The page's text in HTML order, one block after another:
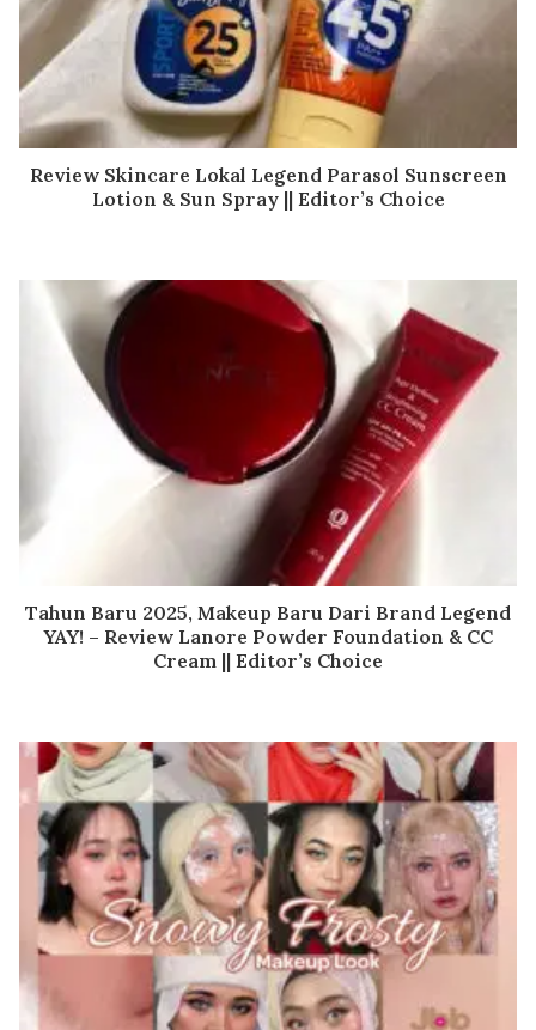
Review Skincare Lokal Legend Parasol Sunscreen
Lotion & Sun Spray || Editor’s Choice
Tahun Baru 2025, Makeup Baru Dari Brand Legend
YAY! – Review Lanore Powder Foundation & CC
Cream || Editor’s Choice